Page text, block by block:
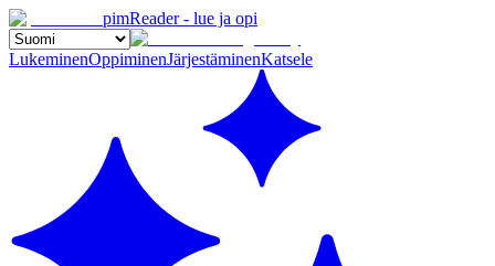
pimReader - lue ja opi
LukeminenOppiminenJärjestäminenKatsele